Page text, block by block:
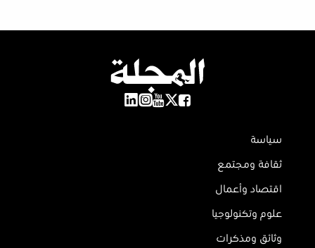
سياسة
ثقافة ومجتمع
اقتصاد وأعمال
علوم وتكنولوجيا
وثائق ومذكرات